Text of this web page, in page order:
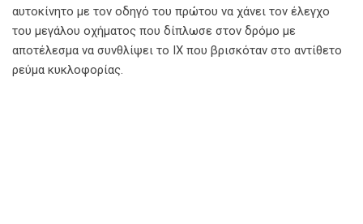
αυτοκίνητο με τον οδηγό του πρώτου να χάνει τον έλεγχο
του μεγάλου οχήματος που δίπλωσε στον δρόμο με
αποτέλεσμα να συνθλίψει το ΙΧ που βρισκόταν στο αντίθετο
ρεύμα κυκλοφορίας.